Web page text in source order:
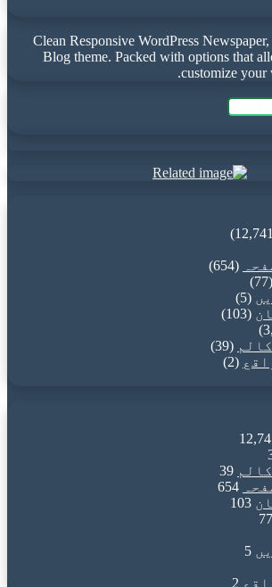
Clean Responsive WordPress
Blog theme. Packed with options that
customize your
(654)
(77)
(5)
(103)
(39)
(2)
39
654
103
77
5
2